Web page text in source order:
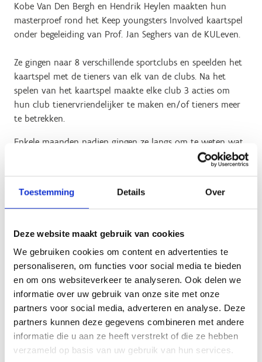
Toestemming Details Over
Deze website maakt gebruik van cookies
We gebruiken cookies om content en advertenties te
personaliseren, om functies voor social media te bieden
en om ons websiteverkeer te analyseren. Ook delen we
informatie over uw gebruik van onze site met onze
partners voor social media, adverteren en analyse. Deze
partners kunnen deze gegevens combineren met andere
informatie die u aan ze heeft verstrekt of die ze hebben
verzameld op basis van uw gebruik van hun services.
Kobe Van Den Bergh en Hendrik Heylen maakten hun
masterproef rond het Keep youngsters Involved kaartspel
onder begeleiding van Prof. Jan Seghers van de KULeven.
Ze gingen naar 8 verschillende sportclubs en speelden het
kaartspel met de tieners van elk van de clubs. Na het
spelen van het kaartspel maakte elke club 3 acties om
hun club tienervriendelijker te maken en/of tieners meer
te betrekken.
Enkele maanden nadien gingen ze langs om te weten wat
het effect van het kaartspel was. Ze stelden vast dat het
spelen van het kaartspel een positieve invloed had. De
van tieners zinvol kan zijn voor de clubwerking.
(kaartspel en de scan vooraf) potentieel heeft om
uitgebreid te worden binnen Vlaanderen.
4 interessante onderzoeksvragen
Wat is de perceptie van tieners (tussen 15 en 19 jaar)
en tienerbetrokkenen (trainers, bestuursleden…) met
betrekking tot de 14 kritische factoren ter preventie
van tiener drop-out in Vlaamse sportclubs?